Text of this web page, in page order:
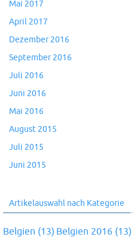
Mai 2017
April 2017
Dezember 2016
September 2016
Juli 2016
Juni 2016
Mai 2016
August 2015
Juli 2015
Juni 2015
Artikelauswahl nach Kategorie
Belgien (13) Belgien 2016 (13)